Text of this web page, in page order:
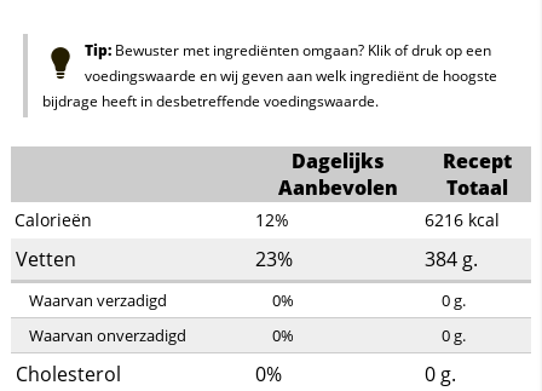
Tip:Bewuster met ingrediënten omgaan? Klik of druk op een
voedingswaarde en wij geven aan welk ingrediënt de hoogste
bijdrage heeft in desbetreffende voedingswaarde.
Dagelijks
Aanbevolen
Recept
Totaal
Calorieën 12% 6216 kcal
Vetten 23% 384 g.
Waarvan verzadigd 0% 0g.
Waarvan onverzadigd
0% 0g.
Cholesterol 0% 0 g.